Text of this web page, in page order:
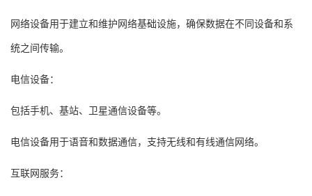
网络设备用于建立和维护网络基础设施，确保数据在不同设备和系
统之间传输。
电信设备：
包括手机、基站、卫星通信设备等。
电信设备用于语音和数据通信，支持无线和有线通信网络。
互联网服务：